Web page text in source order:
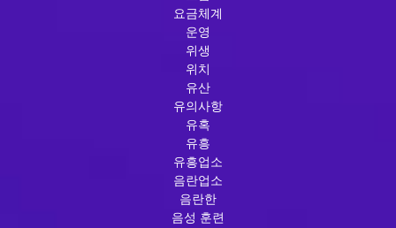
요금체계
운영
위생
위치
유산
유의사항
유혹
유흥
유흥업소
음란업소
음란한
음성 훈련